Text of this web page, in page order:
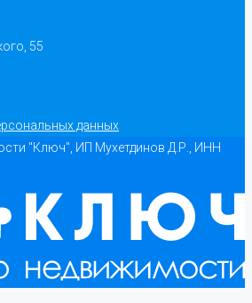
55
данных
"Ключ", ИП Мухетдинов Д.Р., ИНН